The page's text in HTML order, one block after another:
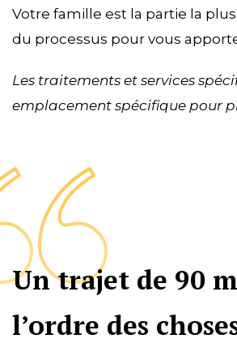
Votre famille est la partie la
du processus pour vous
Les traitements et services
emplacement spécifique pour
Un trajet de 90
l’ordre des